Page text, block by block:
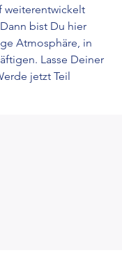
weiterentwickelt
bist Du hier
Atmosphäre, in
Lasse Deiner
jetzt Teil